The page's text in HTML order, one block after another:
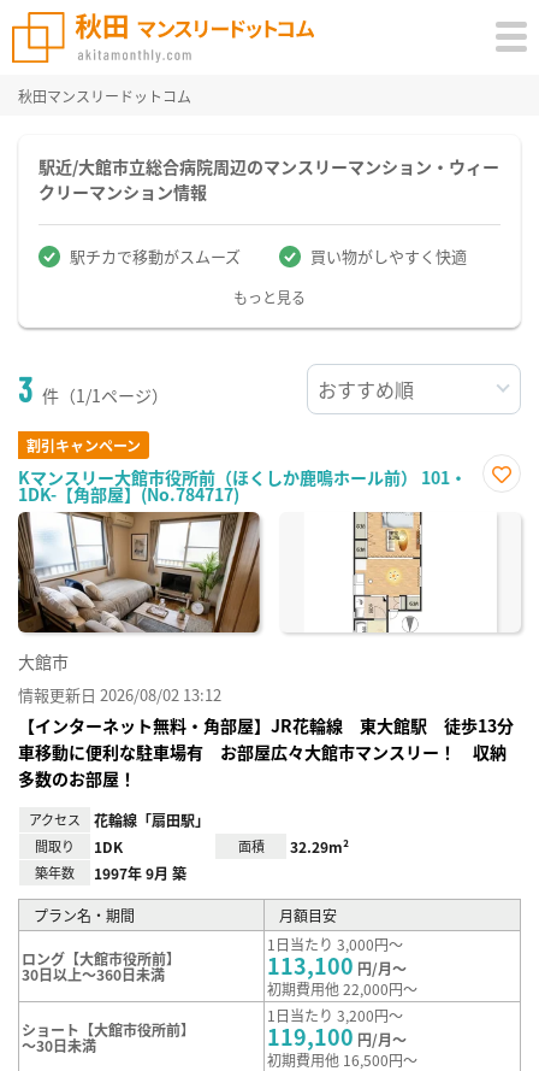
秋田マンスリードットコム
駅近/大館市立総合病院周辺のマンスリーマンション・ウィー
クリーマンション情報
駅チカで移動がスムーズ 買い物がしやすく快適
もっと見る
3 件（1/1ページ）
割引キャンペーン
Kマンスリー大館市役所前（ほくしか鹿鳴ホール前） 101・
1DK-【角部屋】(No.784717)
に入
大館市
情報更新日 2026/08/02 13:12
【インターネット無料・角部屋】JR花輪線 東大館駅 徒歩13分
車移動に便利な駐車場有 お部屋広々大館市マンスリー！ 収納
多数のお部屋！
アクセス 花輪線「扇田駅」
間取り 1DK 面積 32.29m²
築年数 1997年 9月 築
プラン名・期間 月額目安
ロング【大館市役所前】
30日以上～360日未満
1日当たり 3,000円～
113,100 円/月～
初期費用他 22,000円～
ショート【大館市役所前】
～30日未満
1日当たり 3,200円～
119,100 円/月～
初期費用他 16,500円～